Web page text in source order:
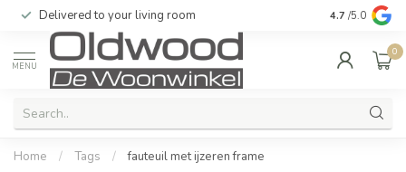
Delivered to your living room Quality &
4.7 /5.0
MENU
0
Home / Tags / fauteuil met ijzeren frame